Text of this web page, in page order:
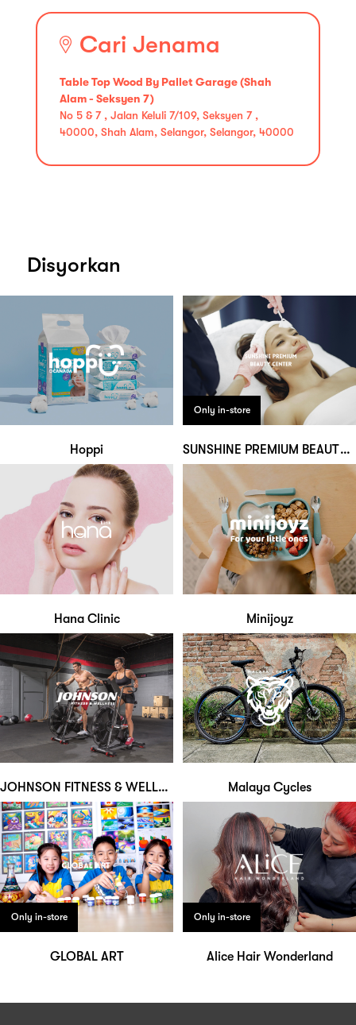
Cari Jenama
Table Top Wood By Pallet Garage (Shah
Alam - Seksyen 7)
No 5 & 7 , Jalan Keluli 7/109, Seksyen 7 ,
40000, Shah Alam, Selangor, Selangor, 40000
Disyorkan
Hoppi
Only in-store
SUNSHINE PREMIUM BEAUTY CENTER
Hana Clinic Minijoyz
JOHNSON FITNESS & WELLNESS Malaya Cycles
Only in-store
GLOBAL ART
Only in-store
Alice Hair Wonderland